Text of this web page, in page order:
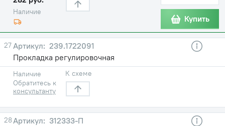
Наличие
Купить
27
239.1722091
Прокладка регулировочная
Наличие
Обратитесь к
консультанту
К схеме
28
312333-П